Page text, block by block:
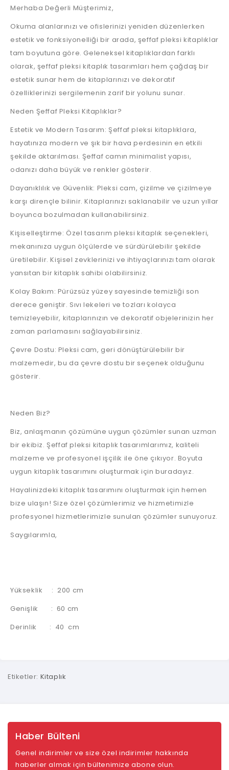
Merhaba Değerli Müşterimiz,
Okuma alanlarınızı ve ofislerinizi yeniden düzenlerken
estetik ve fonksiyonelliği bir arada, şeffaf pleksi kitaplıklar
tam boyutuna göre. Geleneksel kitaplıklardan farklı
olarak, şeffaf pleksi kitaplık tasarımları hem çağdaş bir
estetik sunar hem de kitaplarınızı ve dekoratif
özelliklerinizi sergilemenin zarif bir yolunu sunar.
Neden Şeffaf Pleksi Kitaplıklar?
Estetik ve Modern Tasarım: Şeffaf pleksi kitaplıklara,
hayatınıza modern ve şık bir hava perdesinin en etkili
şekilde aktarılması. Şeffaf camın minimalist yapısı,
odanızı daha büyük ve renkler gösterir.
Dayanıklılık ve Güvenlik: Pleksi cam, çizilme ve çizilmeye
karşı dirençle bilinir. Kitaplarınızı saklanabilir ve uzun yıllar
boyunca bozulmadan kullanabilirsiniz.
Kişiselleştirme: Özel tasarım pleksi kitaplık seçenekleri,
mekanınıza uygun ölçülerde ve sürdürülebilir şekilde
üretilebilir. Kişisel zevklerinizi ve ihtiyaçlarınızı tam olarak
yansıtan bir kitaplık sahibi olabilirsiniz.
Kolay Bakım: Pürüzsüz yüzey sayesinde temizliği son
derece geniştir. Sıvı lekeleri ve tozları kolayca
temizleyebilir, kitaplarınızın ve dekoratif objelerinizin her
zaman parlamasını sağlayabilirsiniz.
Çevre Dostu: Pleksi cam, geri dönüştürülebilir bir
malzemedir, bu da çevre dostu bir seçenek olduğunu
gösterir.
Neden Biz?
Biz, anlaşmanın çözümüne uygun çözümler sunan uzman
bir ekibiz. Şeffaf pleksi kitaplık tasarımlarımız, kaliteli
malzeme ve profesyonel işçilik ile öne çıkıyor. Boyuta
uygun kitaplık tasarımını oluşturmak için buradayız.
Hayalinizdeki kitaplık tasarımını oluşturmak için hemen
bize ulaşın! Size özel çözümlerimiz ve hizmetimizle
profesyonel hizmetlerimizle sunulan çözümler sunuyoruz.
Saygılarımla,
Yükseklik : 200 cm
Genişlik : 60 cm
Derinlik : 40 cm
Etiketler: Kitaplık
Haber Bülteni
Genel indirimler ve size özel indirimler hakkında
haberler almak için bültenimize abone olun.